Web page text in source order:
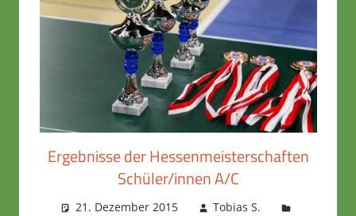
Ergebnisse der Hessenmeisterschaften
Schüler/innen A/C
21. Dezember 2015
Tobias S.